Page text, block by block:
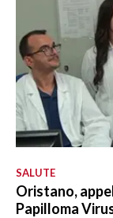
SALUTE
Oristano,
Papilloma